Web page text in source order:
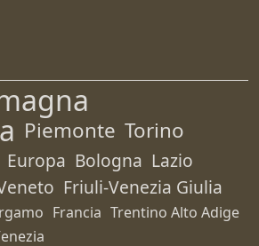
Piemonte Torino
Europa Bologna Lazio
Friuli-Venezia Giulia
Francia Trentino Alto Adige